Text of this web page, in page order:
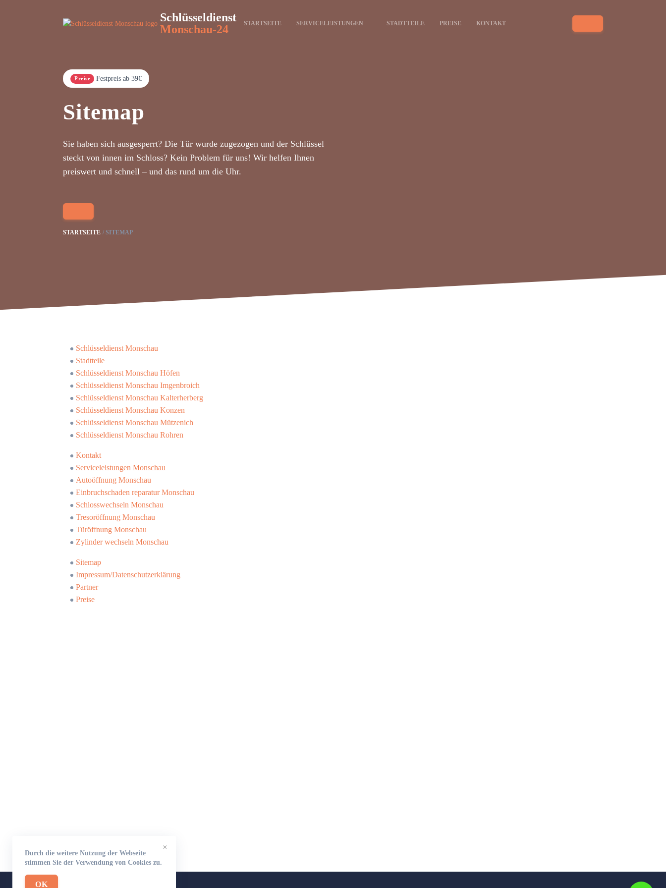
Schlüsseldienst
Monschau-24
STARTSEITE SERVICELEISTUNGEN STADTTEILE PREISE KONTAKT
Preise Festpreis ab 39€
Sitemap
Sie haben sich ausgesperrt? Die Tür wurde zugezogen und der Schlüssel
steckt von innen im Schloss? Kein Problem für uns! Wir helfen Ihnen
preiswert und schnell – und das rund um die Uhr.
STARTSEITE SITEMAP
Schlüsseldienst Monschau
Stadtteile
Schlüsseldienst Monschau Höfen
Schlüsseldienst Monschau Imgenbroich
Schlüsseldienst Monschau Kalterherberg
Schlüsseldienst Monschau Konzen
Schlüsseldienst Monschau Mützenich
Schlüsseldienst Monschau Rohren
Kontakt
Serviceleistungen Monschau
Autoöffnung Monschau
Einbruchschaden reparatur Monschau
Schlosswechseln Monschau
Tresoröffnung Monschau
Türöffnung Monschau
Zylinder wechseln Monschau
Sitemap
Impressum/Datenschutzerklärung
Partner
Preise
×
Durch die weitere Nutzung der Webseite
stimmen Sie der Verwendung von Cookies zu.
OK